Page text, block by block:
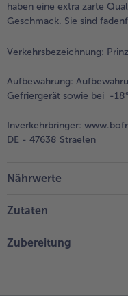
haben eine extra zarte
Geschmack. Sie sind
Verkehrsbezeichnung:
Aufbewahrung:
Gefriergerät sowie bei -
Inverkehrbringer:
DE - 47638 Straelen
Nährwerte
Zutaten
Zubereitung